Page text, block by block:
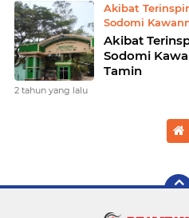
Akibat
Sodomi
Akibat
Sodomi
Tamin
2 tahun yang lalu